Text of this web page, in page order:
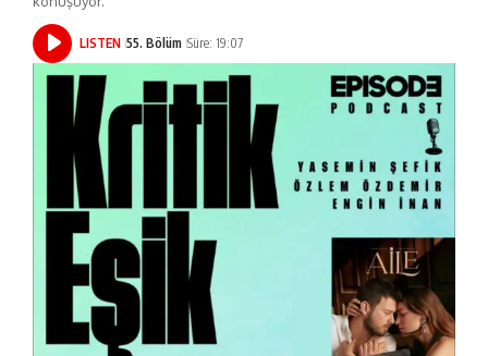
LISTEN 55. Bölüm Süre: 19:07